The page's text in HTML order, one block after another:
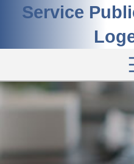
Service